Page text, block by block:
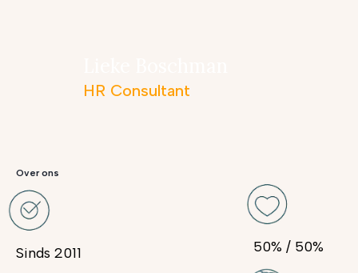
HR Consultant
Over ons
Sinds 2011 50% / 50%